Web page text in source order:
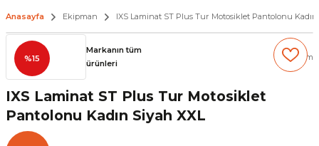
Anasayfa Ekipman IXS Laminat ST Plus Tur Motosiklet Pantolonu Kadın
%15
Markanın tüm
ürünleri
(0) Yorum
IXS Laminat ST Plus Tur Motosiklet
Pantolonu Kadın Siyah XXL